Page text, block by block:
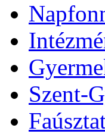
Szent-